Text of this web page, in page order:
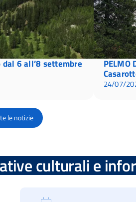
6 all’8 settembre
PELMO
24/07/
le notizie
culturali e